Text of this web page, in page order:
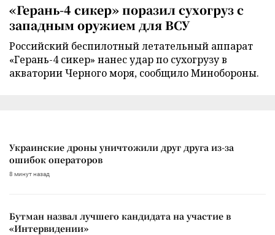
«Герань-4 сикер» поразил сухогруз с
западным оружием для ВСУ
Российский беспилотный летательный аппарат
«Герань-4 сикер» нанес удар по сухогрузу в
акватории Черного моря, сообщило Минобороны.
Украинские дроны уничтожили друг друга из-за
ошибок операторов
8 минут назад
Бутман назвал лучшего кандидата на участие в
«Интервидении»